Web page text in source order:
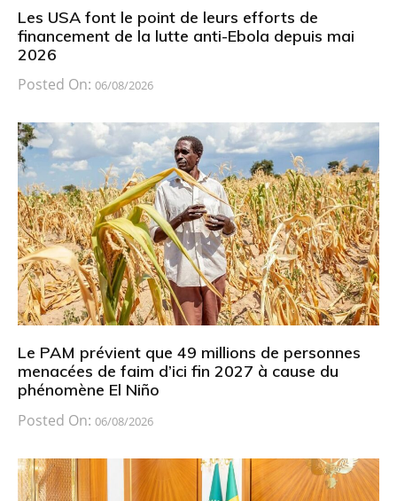
Les USA font le point de leurs efforts de
financement de la lutte anti-Ebola depuis mai
2026
Posted On: 06/08/2026
Le PAM prévient que 49 millions de personnes
menacées de faim d’ici fin 2027 à cause du
phénomène El Niño
Posted On: 06/08/2026